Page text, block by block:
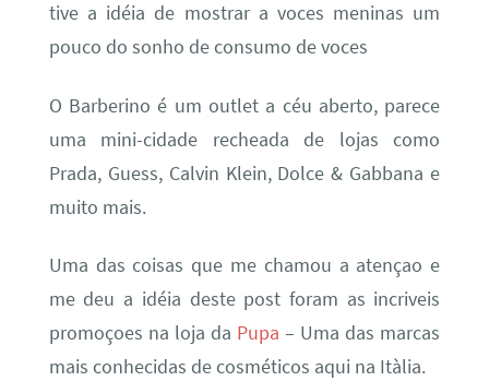
tive a idéia de mostrar a voces meninas um
pouco do sonho de consumo de voces
O Barberino é um outlet a céu aberto, parece
uma mini-cidade recheada de lojas como
Prada, Guess, Calvin Klein, Dolce & Gabbana e
muito mais.
Uma das coisas que me chamou a atençao e
me deu a idéia deste post foram as incriveis
promoçoes na loja da Pupa – Uma das marcas
mais conhecidas de cosméticos aqui na Itàlia.